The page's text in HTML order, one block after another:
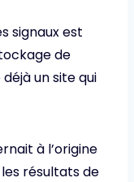
signaux est
de
un site qui
à l’origine
résultats de